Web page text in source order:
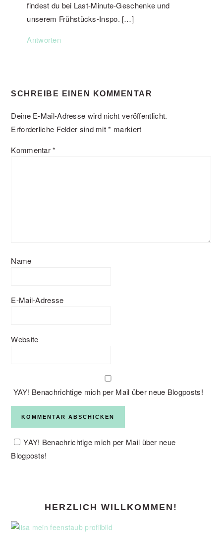
findest du bei Last‑Minute‑Geschenke und
unserem Frühstücks‑Inspo. […]
Antworten
SCHREIBE EINEN KOMMENTAR
Deine E-Mail-Adresse wird nicht veröffentlicht.
Erforderliche Felder sind mit* markiert
Kommentar*
Name
E-Mail-Adresse
Website
YAY! Benachrichtige mich per Mail über neue Blogposts!
YAY! Benachrichtige mich per Mail über neue
Blogposts!
HERZLICH WILLKOMMEN!